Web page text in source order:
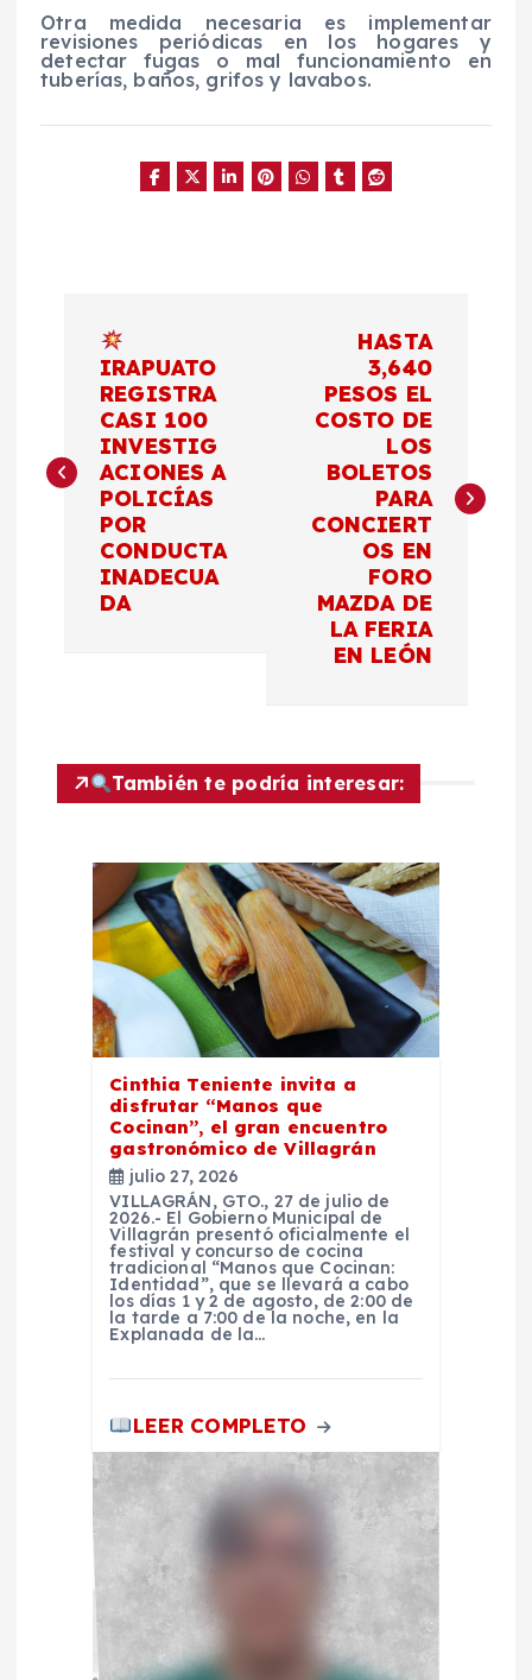
Otra medida necesaria es implementar
revisiones periódicas en los hogares y
detectar fugas o mal funcionamiento en
tuberías, baños, grifos y lavabos.
e
IRAPUATO
REGISTRA
CASI 100
INVESTIG
ACIONES A
POLICÍAS
POR
CONDUCTA
INADECUA
DA
HASTA
3,640
PESOS EL
COSTO DE
LOS
BOLETOS
PARA
CONCIERT
OS EN
FORO
MAZDA DE
LA FERIA
EN LEÓN
También te podría interesar:
Cinthia Teniente invita a
disfrutar “Manos que
Cocinan”, el gran encuentro
gastronómico de Villagrán
julio 27, 2026
VILLAGRÁN, GTO., 27 de julio de
2026.- El Gobierno Municipal de
Villagrán presentó oficialmente el
festival y concurso de cocina
tradicional “Manos que Cocinan:
Identidad”, que se llevará a cabo
los días 1 y 2 de agosto, de 2:00 de
la tarde a 7:00 de la noche, en la
Explanada de la…
LEER COMPLETO